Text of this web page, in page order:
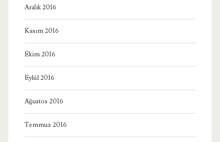
Aralık 2016
Kasım 2016
Ekim 2016
Eylül 2016
Ağustos 2016
Temmuz 2016